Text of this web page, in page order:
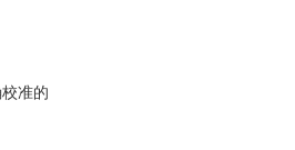
准的